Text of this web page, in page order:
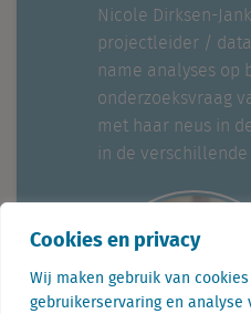
Cookies en privacy
Wij maken gebruik van
gebruikerservaring en
Nicole Dirksen-
projectleider /
name analyses op
onderzoeksvraag
met haar neus in
in de